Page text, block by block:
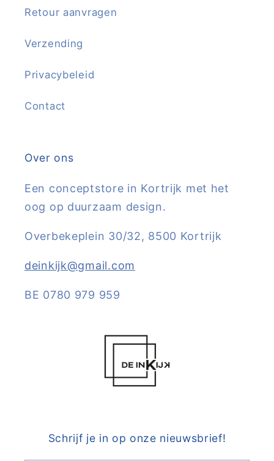
Retour aanvragen
Verzending
Privacybeleid
Contact
Over ons
Een conceptstore in Kortrijk met het
oog op duurzaam design.
Overbekeplein 30/32, 8500 Kortrijk
deinkijk@gmail.com
BE 0780 979 959
Schrijf je in op onze nieuwsbrief!